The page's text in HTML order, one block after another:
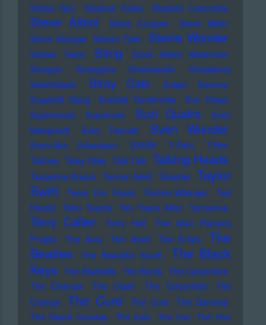
Status Quo
Stephan Sulke Stephen Luscombe
Steve Albini Steve Cropper
Steve Miller
Steve Strange Steven Tyler Stevie Wonder
Stieber Twins Sting
Stock Aitken Waterman
Stooges
Stranglers Stratocaster
Strawberry
Switchblade
Stray Cats
Sufjan Stevens
Sugarhill Gang
Suicidal Tendencies
Sun Diego
Supertramp
Supremes Suzi Quatro
Sven
Marquardt
Sven Tasnadi Sven Wunder
Sven-Ake Johansson SXSW T-Pain
T.Rex
Tahnee Talay Riley Talk Talk Talking Heads
Tangerine Dream Tanner Adell Tarwater Taylor
Swift
Tears For Fears Techno-Wikinger
Ted
Herold
Teho Teardo Ten Years After Terranova
Terry Callier Terry Hall
The Alan Parsons
Project
The Arcs The Avicii The B-52s
The
Beatles
The Beautiful South
The Black
Keys The Bluebells The Byrds The Carpenters
The Champs
The Clash The Colourfield
The
Cramps
The Cure The Curs
The Damned
The Divine Comedy
The Eels The Fall
The Five